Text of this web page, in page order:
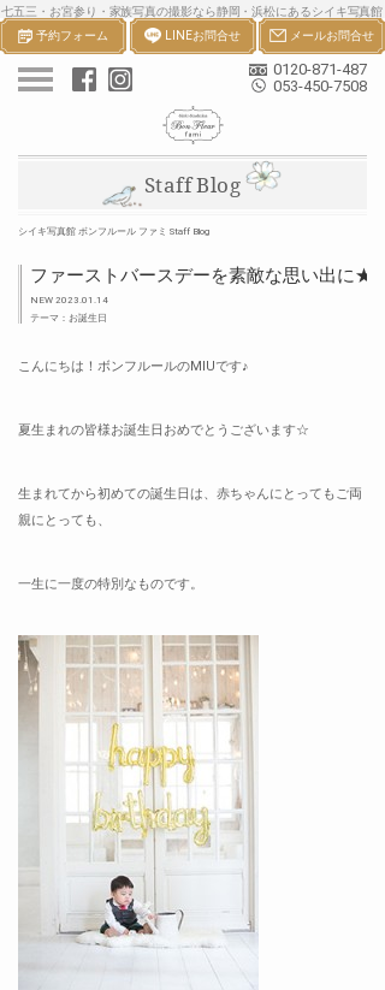
七五三・お宮参り・家族写真の撮影なら静岡・浜松にあるシイキ
ボンフルールへ。一生の宝物になる七五三・お宮参り等の家族写
0120-871-487
053-450-7508
予約フォーム LINEお問合せ メールお問合せ
Staff Blog
シイキ写真館 ボンフルール ファミ Staff Blog
ファーストバースデーを素敵な思い出に★
NEW 2023.01.14
テーマ：お誕生日
こんにちは！ボンフルールのMIUです♪
夏生まれの皆様お誕生日おめでとうございます☆
生まれてから初めての誕生日は、赤ちゃんにとってもご両
親にとっても、
一生に一度の特別なものです。